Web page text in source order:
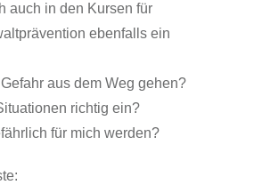
auch in den Kursen für
ebenfalls ein
aus dem Weg gehen?
richtig ein?
für mich werden?